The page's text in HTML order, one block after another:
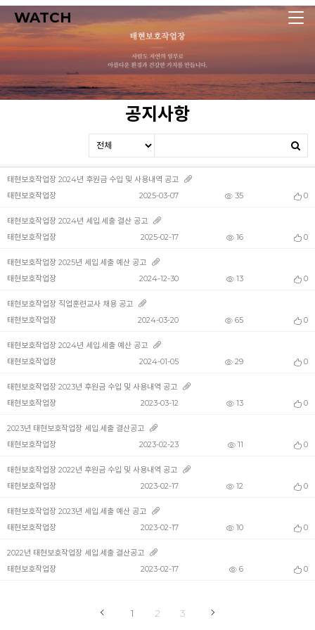
WATCH
공지사항
태현보호작업장 2024년 후원금 수입 및 사용내역 공고
태현보호작업장
0
35
2025-03-07
태현보호작업장 2024년 세입.세출 결산 공고
태현보호작업장
0
16
2025-02-17
태현보호작업장 2025년 세입.세출 예산 공고
태현보호작업장
0
13
2024-12-30
태현보호작업장 직업훈련교사 채용 공고
태현보호작업장
0
65
2024-03-20
태현보호작업장 2024년 세입.세출 예산 공고
태현보호작업장
0
29
2024-01-05
태현보호작업장 2023년 후원금 수입 및 사용내역 공고
태현보호작업장
0
13
2023-03-12
2023년 태현보호작업장 세입.세출 결산공고
태현보호작업장
0
11
2023-02-23
태현보호작업장 2022년 후원금 수입 및 사용내역 공고
태현보호작업장
0
12
2023-02-17
태현보호작업장 2023년 세입.세출 예산 공고
태현보호작업장
0
10
2023-02-17
2022년 태현보호작업장 세입.세출 결산공고
태현보호작업장
0
6
2023-02-17
1 2 3